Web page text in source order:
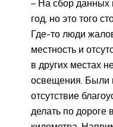
– На сбор данных
год, но это того
Где-то люди
местность и
в других местах
освещения. Были
отсутствие
делать по дороге